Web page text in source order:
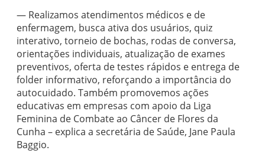
— Realizamos atendimentos médicos e de
enfermagem, busca ativa dos usuários, quiz
interativo, torneio de bochas, rodas de conversa,
orientações individuais, atualização de exames
preventivos, oferta de testes rápidos e entrega de
folder informativo, reforçando a importância do
autocuidado. Também promovemos ações
educativas em empresas com apoio da Liga
Feminina de Combate ao Câncer de Flores da
Cunha – explica a secretária de Saúde, Jane Paula
Baggio.